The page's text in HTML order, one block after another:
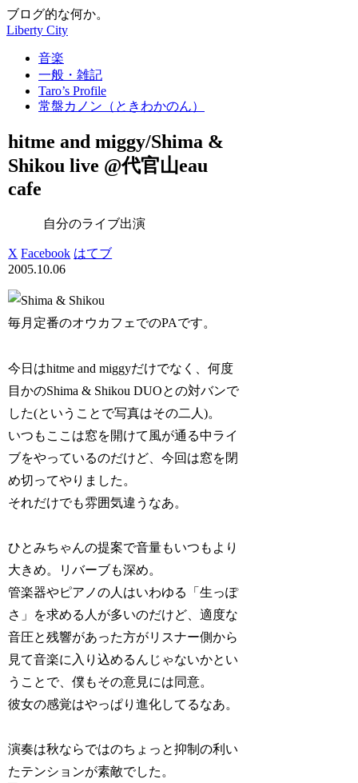
ブログ的な何か。
Liberty City
音楽
一般・雑記
Taro’s Profile
常盤カノン（ときわかのん）
hitme and miggy/Shima &
Shikou live @代官山eau
cafe
自分のライブ出演
X Facebook はてブ
2005.10.06
毎月定番のオウカフェでのPAです。
今日はhitme and miggyだけでなく、何度
目かのShima & Shikou DUOとの対バンで
した(ということで写真はその二人)。
いつもここは窓を開けて風が通る中ライ
ブをやっているのだけど、今回は窓を閉
め切ってやりました。
それだけでも雰囲気違うなあ。
ひとみちゃんの提案で音量もいつもより
大きめ。リバーブも深め。
管楽器やピアノの人はいわゆる「生っぽ
さ」を求める人が多いのだけど、適度な
音圧と残響があった方がリスナー側から
見て音楽に入り込めるんじゃないかとい
うことで、僕もその意見には同意。
彼女の感覚はやっぱり進化してるなあ。
演奏は秋ならではのちょっと抑制の利い
たテンションが素敵でした。